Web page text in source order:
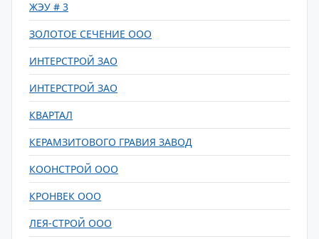
ЖЭУ # 3
ЗОЛОТОЕ СЕЧЕНИЕ ООО
ИНТЕРСТРОЙ ЗАО
ИНТЕРСТРОЙ ЗАО
КВАРТАЛ
КЕРАМЗИТОВОГО ГРАВИЯ ЗАВОД
КООНСТРОЙ ООО
КРОНВЕК OOO
ЛЕЯ-СТРОЙ ООО